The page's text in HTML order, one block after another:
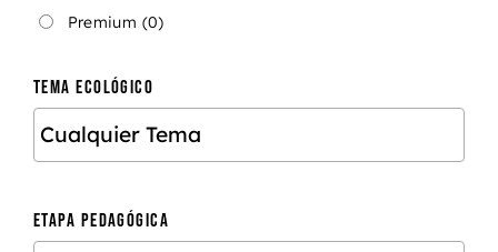
Premium (0)
TEMA ECOLÓGICO
ETAPA PEDAGÓGICA